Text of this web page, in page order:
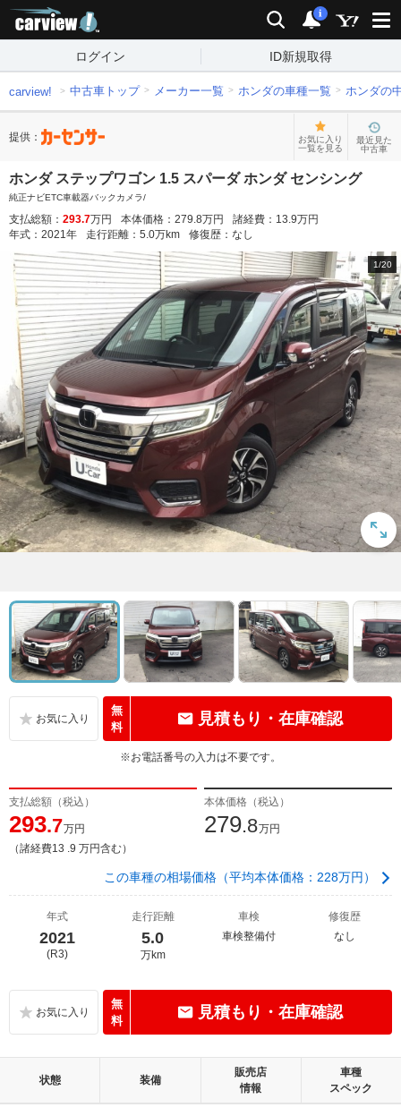
検索 通知
i
ログイン ID新規取得
carview! 中古車トップ メーカー一覧 ホンダの車種一覧 ホンダの
提供：
お気に入り
一覧を見る
最近見た
中古車
ホンダ ステップワゴン 1.5 スパーダ ホンダ センシング
純正ナビETC車載器バックカメラ/
支払総額： 293.7万円 本体価格： 279.8万円 諸経費： 13.9万円
年式： 2021年 走行距離： 5.0万km 修復歴： なし
1/20
無
料
見積もり・在庫確認
※お電話番号の入力は不要です。
支払総額（税込）
293.7万円
（諸経費13 .9 万円含む）
本体価格（税込）
279.8万円
この車種の相場価格（平均本体価格：228万円）
年式
2021
(R3)
走行距離
5.0
万km
車検
車検整備付
修復歴
なし
無
料
見積もり・在庫確認
状態 装備
販売店
情報
車種
スペック